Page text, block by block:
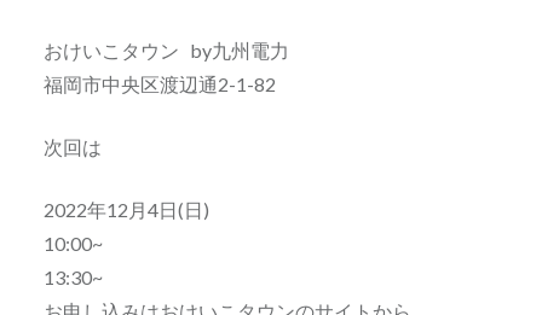
おけいこタウン by九州電力
福岡市中央区渡辺通2-1-82
次回は
2022年12月4日(日)
10:00~
13:30~